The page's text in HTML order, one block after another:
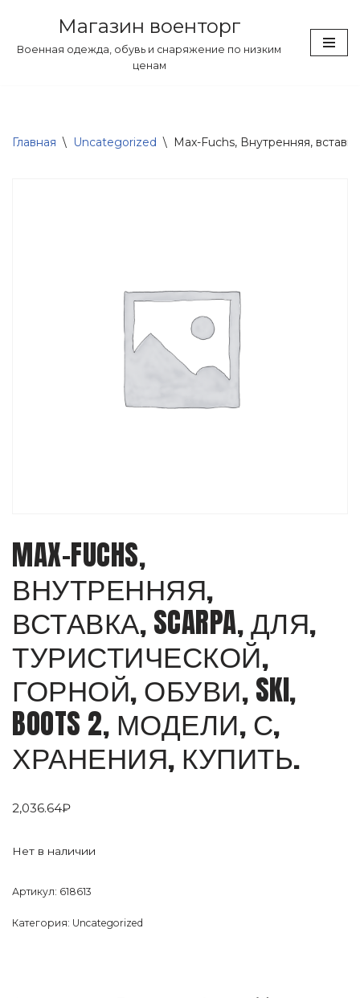
Перейти
Магазин военторг
Военная одежда, обувь и снаряжение по низким
ценам
Главная \ Uncategorized \ Max-Fuchs, Внутренняя,
MAX-FUCHS,
ВНУТРЕННЯЯ,
ВСТАВКА, SCARPA, ДЛЯ,
ТУРИСТИЧЕСКОЙ,
ГОРНОЙ, ОБУВИ, SKI,
BOOTS 2, МОДЕЛИ, С,
ХРАНЕНИЯ, КУПИТЬ.
2,036.64₽
Нет в наличии
Артикул: 618613
Категория: Uncategorized